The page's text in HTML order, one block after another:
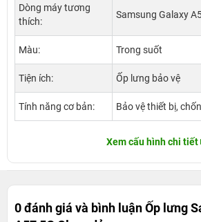
Dòng máy tương
thích:
Samsung Galaxy
Màu: Trong suốt
Tiện ích: Ốp lưng bảo vệ
Tính năng cơ bản: Bảo vệ thiết bị,
Xem cấu hình chi tiết
0 đánh giá và bình luậnỐp lưng